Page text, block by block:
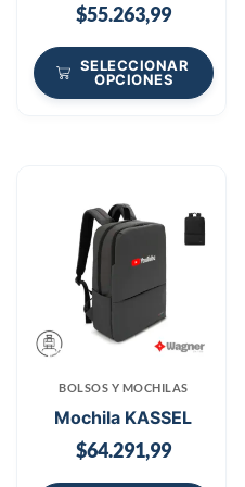
$55.263,99
SELECCIONAR
OPCIONES
BOLSOS Y MOCHILAS
Mochila KASSEL
$64.291,99